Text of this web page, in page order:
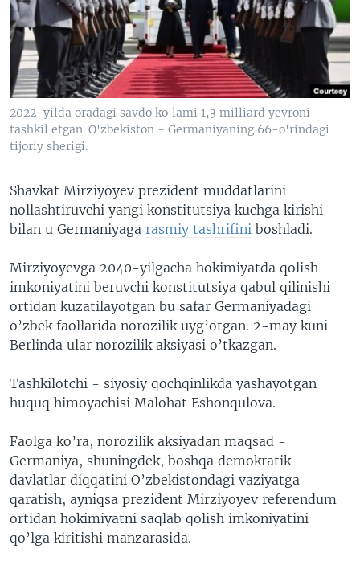
VIDEO
XABARLAR SURATLARDA
ODNOKLASSNIKI
TELEGRAM
TWITTER
SOUNDCLOUD
VOA
2022-yilda oradagi savdo ko'lami 1,3 milliard yevroni
tashkil etgan. O'zbekiston - Germaniyaning 66-o'rindagi
tijoriy sherigi.
Shavkat Mirziyoyev prezident muddatlarini
nollashtiruvchi yangi konstitutsiya kuchga kirishi
bilan u Germaniyaga rasmiy tashrifini boshladi.
Mirziyoyevga 2040-yilgacha hokimiyatda qolish
imkoniyatini beruvchi konstitutsiya qabul qilinishi
ortidan kuzatilayotgan bu safar Germaniyadagi
o’zbek faollarida norozilik uyg’otgan. 2-may kuni
Berlinda ular norozilik aksiyasi o’tkazgan.
Tashkilotchi - siyosiy qochqinlikda yashayotgan
huquq himoyachisi Malohat Eshonqulova.
Faolga ko’ra, norozilik aksiyadan maqsad -
Germaniya, shuningdek, boshqa demokratik
davlatlar diqqatini O’zbekistondagi vaziyatga
qaratish, ayniqsa prezident Mirziyoyev referendum
ortidan hokimiyatni saqlab qolish imkoniyatini
qo’lga kiritishi manzarasida.